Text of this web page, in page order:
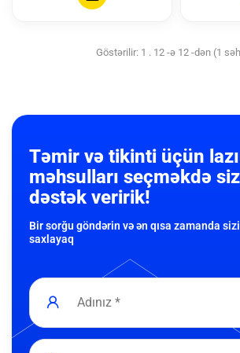
Göstərilir: 1 . 12 -ə 12 -dən (1
Təmir və tikinti üçün
məhsulları seçməkdə
dəstək veririk!
Bir sorğu göndərin və ən qısa zamanda
saxlayaq